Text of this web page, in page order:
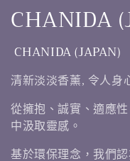
商
品
系
列
:
CHANIDA
CHANIDA (JAPAN)
清新淡淡香薰, 令人身
從擁抱、誠實、適應
中汲取靈感。
基於環保理念，我們